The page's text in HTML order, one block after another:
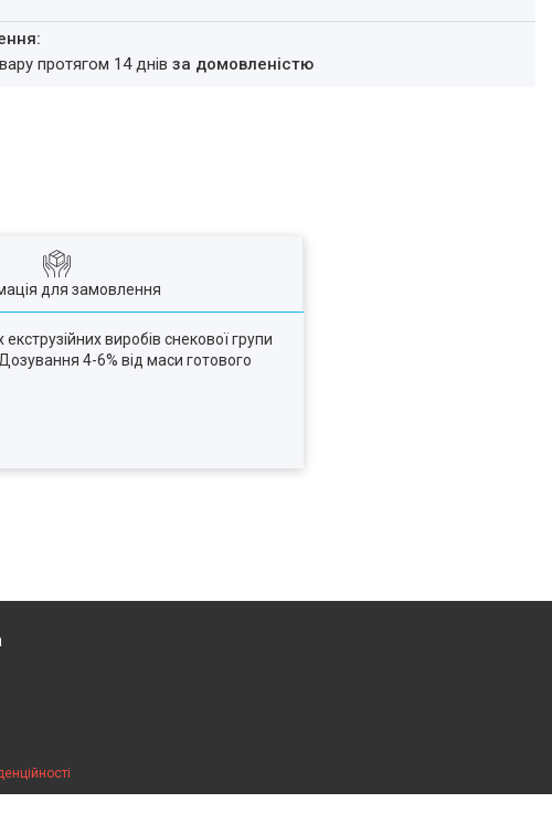
протягом 14 днівза домовленістю
для замовлення
виробів снекової групи
4-6% від маси готового